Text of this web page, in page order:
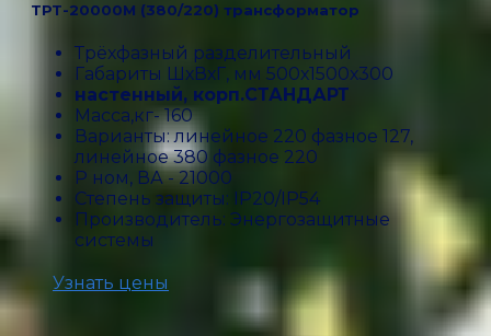
ТРТ-20000М (380/220) трансформатор
Трёхфазный разделительный
Габариты ШхВхГ, мм 500х1500х300
настенный, корп.СТАНДАРТ
Масса,кг- 160
Варианты: линейное 220 фазное 127,
линейное 380 фазное 220
P ном, ВА - 21000
Степень защиты: IP20/IP54
Производитель: Энергозащитные
системы
Узнать цены